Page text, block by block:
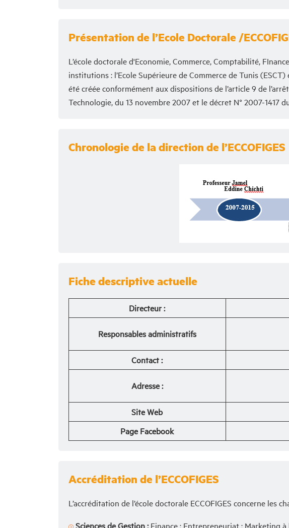
Présentation de l’Ecole Doctorale /
L’école doctorale d'Economie, Commerce, Comptabilité,
institutions : l’Ecole Supérieure de Commerce de Tunis
été créée conformément aux dispositions de l’article 9 de
Technologie, du 13 novembre 2007 et le décret N° 2007-1417
Chronologie de la direction de l’ECCOFIGES
Fiche descriptive actuelle
Directeur :
Responsablesadministratifs
Contact :
Adresse :
Site Web
Page Facebook
Accréditation de l’ECCOFIGES
L’accréditation de l’école doctorale ECCOFIGES concerne les
Sciences de Gestion :Finance ; Entrepreneuriat ; Marketing à